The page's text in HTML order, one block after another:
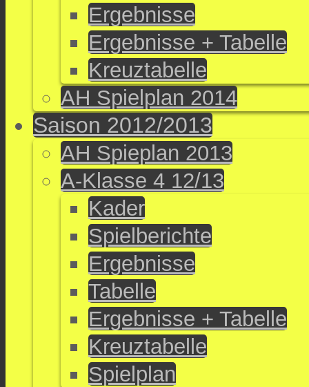
Ergebnisse
Ergebnisse + Tabelle
Kreuztabelle
AH Spielplan 2014
Saison 2012/2013
AH Spieplan 2013
A-Klasse 4 12/13
Kader
Spielberichte
Ergebnisse
Tabelle
Ergebnisse + Tabelle
Kreuztabelle
Spielplan